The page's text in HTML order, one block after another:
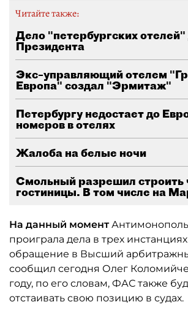
Читайте также:
Дело "петербургских отелей"
Президента
Экс–управляющий отелем
Европа" создал "Эрмитаж"
Петербургу недостает до
номеров в отелях
Жалоба на белые ночи
Смольный разрешил строить
гостиницы. В том числе на
На данный момент
проиграла дела в трех
обращение в Высший
сообщил сегодня Олег
году, по его словам, ФАС также
отстаивать свою позицию в судах.